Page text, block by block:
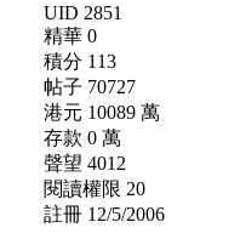
UID 2851
精華 0
積分 113
帖子 70727
港元 10089 萬
存款 0 萬
聲望 4012
閱讀權限 20
註冊 12/5/2006